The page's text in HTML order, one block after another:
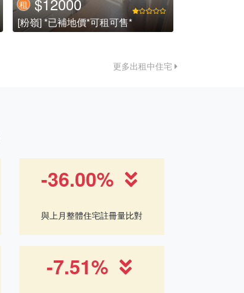
租
[粉嶺] *已補地價*可租可售*
更多出租中住宅
-36.00%
與上月整體住宅註冊量比對
-7.51%